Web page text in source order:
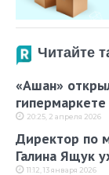
Читайте
«Ашан»
20:25, 2 апреля 2026
Директор по
Галина Ящук
11:12, 13 января 2026